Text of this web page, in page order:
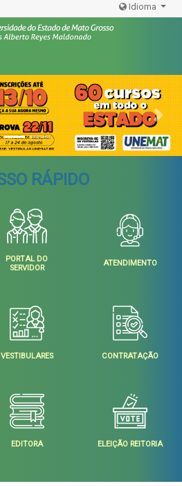
Idioma
Next
RÁPIDO
PORTAL DO
SERVIDOR
ATENDIMENTO
VESTIBULARES CONTRATAÇÃO
EDITORA ELEIÇÃO REITORIA